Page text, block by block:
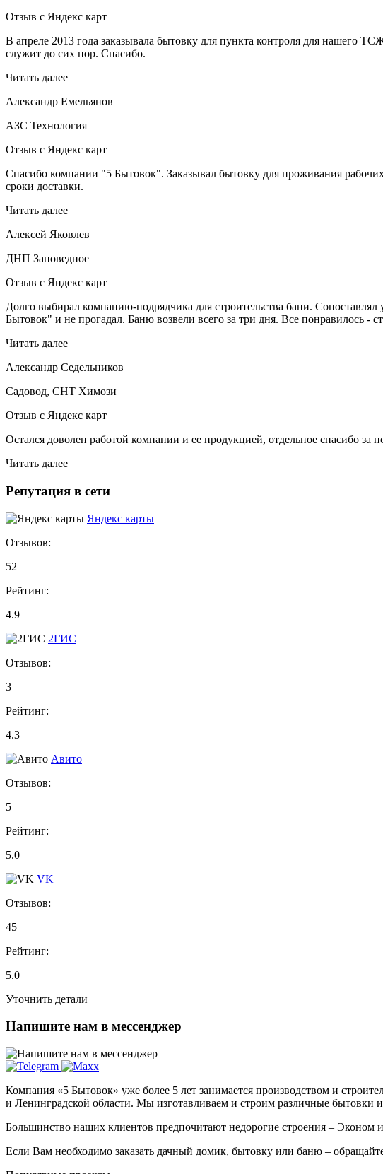
Отзыв с Яндекс карт
В апреле 2013 года заказывала бытовку для пункта контроля для нашего
служит до сих пор. Спасибо.
Читать далее
Александр Емельянов
АЗС Технология
Отзыв с Яндекс карт
Спасибо компании "5 Бытовок". Заказывал бытовку для проживания
сроки доставки.
Читать далее
Алексей Яковлев
ДНП Заповедное
Отзыв с Яндекс карт
Долго выбирал компанию-подрядчика для строительства бани.
Бытовок" и не прогадал. Баню возвели всего за три дня. Все понравилось -
Читать далее
Александр Седельников
Садовод, СНТ Химози
Отзыв с Яндекс карт
Остался доволен работой компании и ее продукцией, отдельное спасибо
Читать далее
Репутация в сети
Яндекс карты
Отзывов:
52
Рейтинг:
4.9
2ГИС
Отзывов:
3
Рейтинг:
4.3
Авито
Отзывов:
5
Рейтинг:
5.0
VK
Отзывов:
45
Рейтинг:
5.0
Уточнить детали
Напишите нам в мессенджер
Компания «5 Бытовок» уже более 5 лет занимается производством и
и Ленинградской области. Мы изготавливаем и строим различные бытовки
Большинство наших клиентов предпочитают недорогие строения – Эконом
Если Вам необходимо заказать дачный домик, бытовку или баню –